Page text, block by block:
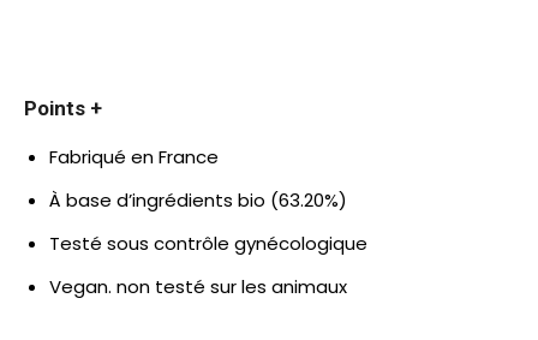
Points +
Fabriqué en France
À base d’ingrédients bio (63.20%)
Testé sous contrôle gynécologique
Vegan. non testé sur les animaux